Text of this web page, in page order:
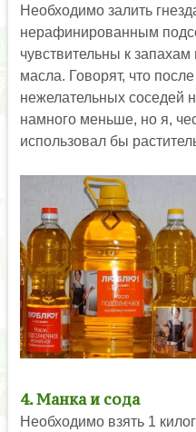
Необходимо залить
нерафинированным
чувствительны к
масла. Говорят, что
нежелательных соседей
намного меньше, но я,
использовал бы
4. Манка и сода
Необходимо взять 1